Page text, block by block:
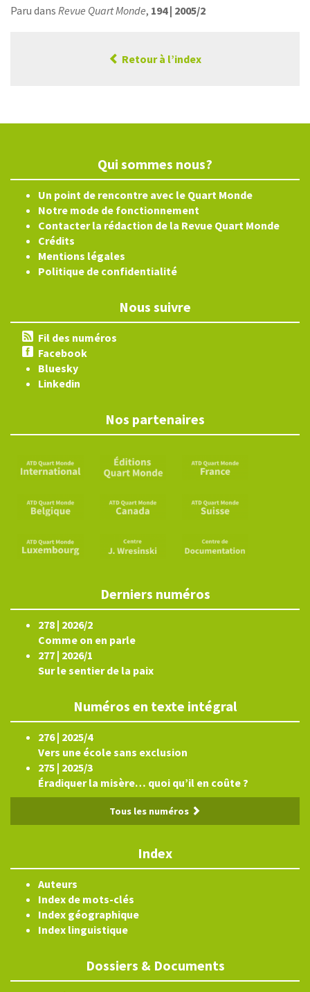
Paru dans Revue Quart Monde, 194 | 2005/2
Retour à l’index
Qui sommes nous?
Un point de rencontre avec le Quart Monde
Notre mode de fonctionnement
Contacter la rédaction de la Revue Quart Monde
Crédits
Mentions légales
Politique de confidentialité
Nous suivre
Fil des numéros
Facebook
Bluesky
Linkedin
Nos partenaires
Derniers numéros
278 | 2026/2
Comme on en parle
277 | 2026/1
Sur le sentier de la paix
Numéros en texte intégral
276 | 2025/4
Vers une école sans exclusion
275 | 2025/3
Éradiquer la misère… quoi qu’il en coûte ?
Tous les numéros
Index
Auteurs
Index de mots-clés
Index géographique
Index linguistique
Dossiers & Documents